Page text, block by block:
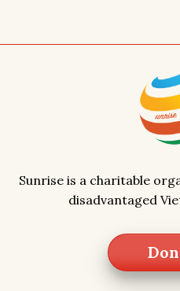
Sunrise is a charitable
disadvantaged